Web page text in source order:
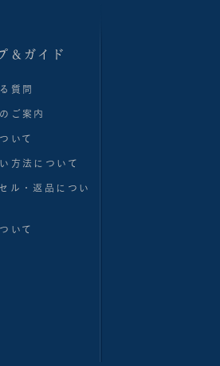
＆ガイド
質問
ご案内
いて
方法について
ル・返品につい
いて